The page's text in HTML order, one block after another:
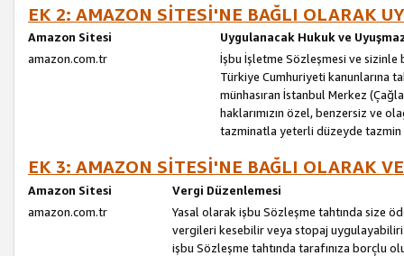
EK 2: AMAZON SİTESİ'NE BAĞLI OLARAK
Amazon Sitesi
Uygulanacak Hukuk ve
amazon.com.tr
İşbu İşletme Sözleşmesi ve sizinle
Türkiye Cumhuriyeti kanunlarına
münhasıran İstanbul Merkez
haklarımızın özel, benzersiz ve
tazminatla yeterli düzeyde
EK 3: AMAZON SİTESİ'NE BAĞLI OLARAK
Amazon Sitesi
Vergi Düzenlemesi
amazon.com.tr
Yasal olarak işbu Sözleşme tahtında size
vergileri kesebilir veya stopaj
işbu Sözleşme tahtında tarafınıza borçlu